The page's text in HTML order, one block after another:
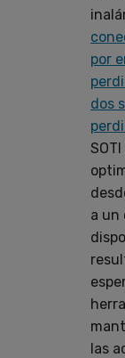
por
dos
a un
las